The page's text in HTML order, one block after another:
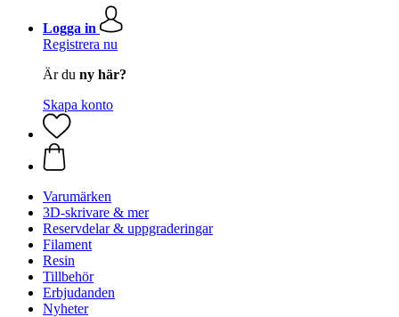
Logga in
Registrera nu
Är du ny här?
Skapa konto
Varumärken
3D-skrivare & mer
Reservdelar & uppgraderingar
Filament
Resin
Tillbehör
Erbjudanden
Nyheter